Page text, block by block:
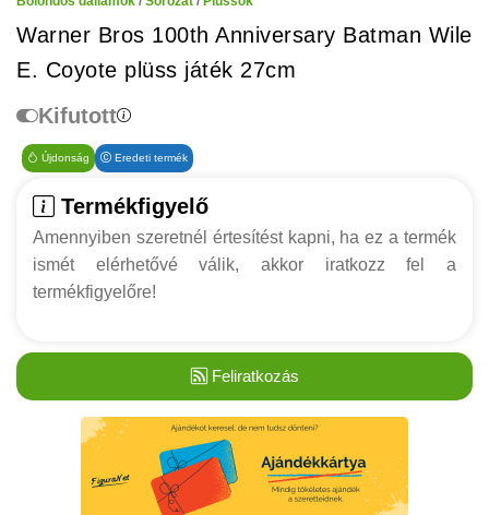
Warner Bros 100th Anniversary Batman Wile
E. Coyote plüss játék 27cm
Kifutott
Újdonság Eredeti termék
Termékfigyelő
Amennyiben szeretnél értesítést kapni, ha ez a termék
ismét elérhetővé válik, akkor iratkozz fel a
termékfigyelőre!
Feliratkozás